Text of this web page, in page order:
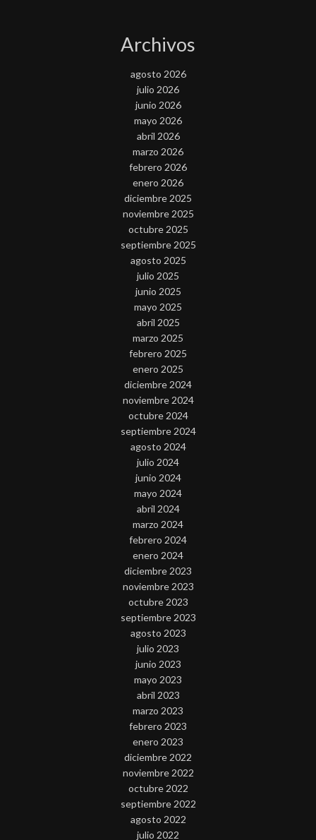
Archivos
agosto 2026
julio 2026
junio 2026
mayo 2026
abril 2026
marzo 2026
febrero 2026
enero 2026
diciembre 2025
noviembre 2025
octubre 2025
septiembre 2025
agosto 2025
julio 2025
junio 2025
mayo 2025
abril 2025
marzo 2025
febrero 2025
enero 2025
diciembre 2024
noviembre 2024
octubre 2024
septiembre 2024
agosto 2024
julio 2024
junio 2024
mayo 2024
abril 2024
marzo 2024
febrero 2024
enero 2024
diciembre 2023
noviembre 2023
octubre 2023
septiembre 2023
agosto 2023
julio 2023
junio 2023
mayo 2023
abril 2023
marzo 2023
febrero 2023
enero 2023
diciembre 2022
noviembre 2022
octubre 2022
septiembre 2022
agosto 2022
julio 2022